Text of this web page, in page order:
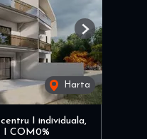
Harta
Next
I individuala,
I COM0%